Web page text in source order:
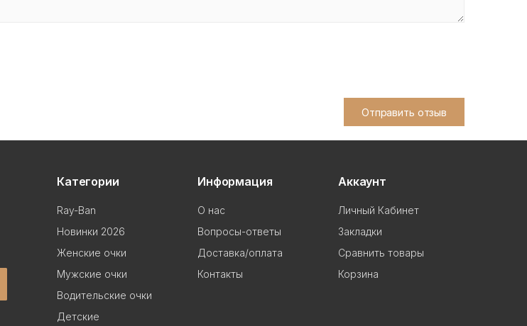
Отправить отзыв
Категории
Ray-Ban
Новинки 2026
Женские очки
Мужские очки
Водительские очки
Детские
Информация
О нас
Вопросы-ответы
Доставка/оплата
Контакты
Аккаунт
Личный Кабинет
Закладки
Сравнить товары
Корзина